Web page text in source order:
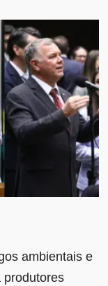
ambientais e
produtores